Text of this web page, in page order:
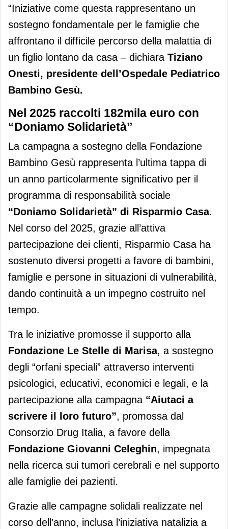
“Iniziative come questa rappresentano un
sostegno fondamentale per le famiglie che
affrontano il difficile percorso della malattia di
un figlio lontano da casa – dichiara Tiziano
Onesti, presidente dell’Ospedale Pediatrico
Bambino Gesù.
Nel 2025 raccolti 182mila euro con
“Doniamo Solidarietà”
La campagna a sostegno della Fondazione
Bambino Gesù rappresenta l’ultima tappa di
un anno particolarmente significativo per il
programma di responsabilità sociale
“Doniamo Solidarietà” di Risparmio Casa.
Nel corso del 2025, grazie all’attiva
partecipazione dei clienti, Risparmio Casa ha
sostenuto diversi progetti a favore di bambini,
famiglie e persone in situazioni di vulnerabilità,
dando continuità a un impegno costruito nel
tempo.
Tra le iniziative promosse il supporto alla
Fondazione Le Stelle di Marisa, a sostegno
degli “orfani speciali” attraverso interventi
psicologici, educativi, economici e legali, e la
partecipazione alla campagna “Aiutaci a
scrivere il loro futuro”, promossa dal
Consorzio Drug Italia, a favore della
Fondazione Giovanni Celeghin, impegnata
nella ricerca sui tumori cerebrali e nel supporto
alle famiglie dei pazienti.
Grazie alle campagne solidali realizzate nel
corso dell’anno, inclusa l’iniziativa natalizia a